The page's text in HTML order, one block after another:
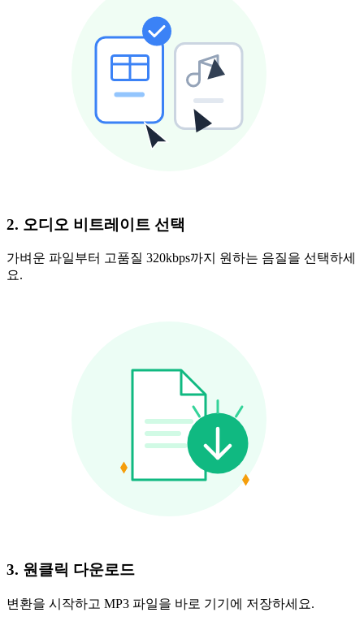
2. 오디오 비트레이트 선택
가벼운 파일부터 고품질 320kbps까지 원하는 음질을 선택하세
요.
3. 원클릭 다운로드
변환을 시작하고 MP3 파일을 바로 기기에 저장하세요.